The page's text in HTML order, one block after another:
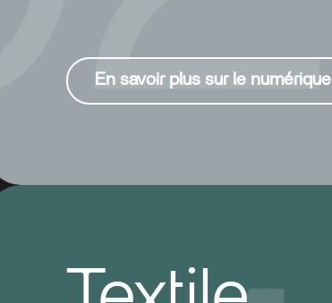
En savoir plus sur le numérique